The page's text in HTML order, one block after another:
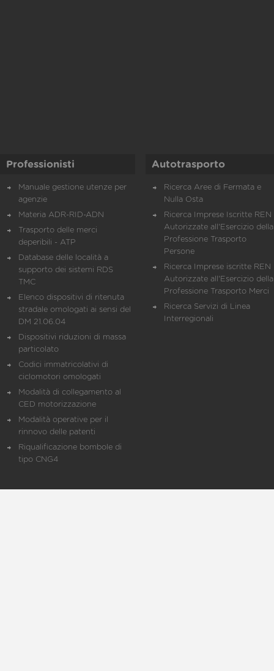
Professionisti
Manuale gestione utenze per
agenzie
Materia ADR-RID-ADN
Trasporto delle merci
deperibili - ATP
Database delle località a
supporto dei sistemi RDS
TMC
Elenco dispositivi di ritenuta
stradale omologati ai sensi del
DM 21.06.04
Dispositivi riduzioni di massa
particolato
Codici immatricolativi di
ciclomotori omologati
Modalità di collegamento al
CED motorizzazione
Modalità operative per il
rinnovo delle patenti
Riqualificazione bombole di
tipo CNG4
Autotrasporto
Ricerca Aree di Fermata e
Nulla Osta
Ricerca Imprese Iscritte REN
Autorizzate all'Esercizio della
Professione Trasporto
Persone
Ricerca Imprese iscritte REN
Autorizzate all'Esercizio della
Professione Trasporto Merci
Ricerca Servizi di Linea
Interregionali